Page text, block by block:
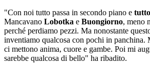
"Con noi tutto passa in secondo piano e
Mancavano Lobotka e Buongiorno, meno
perché perdiamo pezzi. Ma nonostante
inventiamo qualcosa con pochi in panchina.
ci mettono anima, cuore e gambe. Poi mi
sarebbe qualcosa di bello" ha ribadito.